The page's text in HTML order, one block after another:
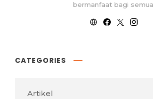
bermanfaat bagi
CATEGORIES
Artikel